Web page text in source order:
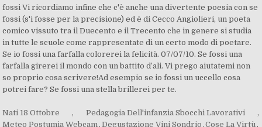
Nati 18 Ottobre , Pedagogia Dell'infanzia Sbocchi Lavorativi
,
Meteo Postumia Webcam, Degustazione Vini Sondrio ,Cose La Virtù,